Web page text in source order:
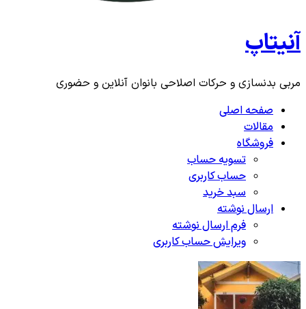
آنیتاپ
مربی بدنسازی و حرکات اصلاحی بانوان آنلاین و حضوری
صفحه اصلی
مقالات
فروشگاه
تسویه حساب
حساب کاربری
سبد خرید
ارسال نوشته
فرم ارسال نوشته
ویرایش حساب کاربری